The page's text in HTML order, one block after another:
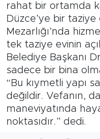
rahat bir ortamda
Düzce’ye bir taziye
Mezarlığı’nda
tek taziye evinin
Belediye Başkanı
sadece bir bina
“Bu kıymetli yapı
değildir. Vefanın,
maneviyatında
noktasıdır.” dedi.